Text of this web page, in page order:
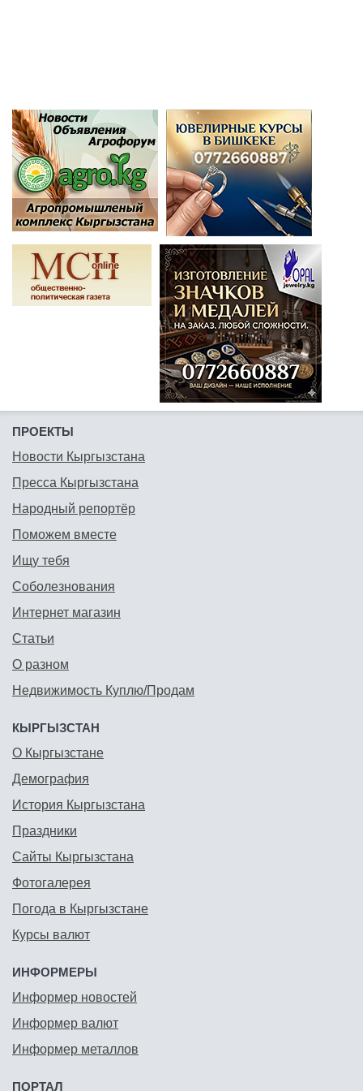
ПРОЕКТЫ
Новости Кыргызстана
Пресса Кыргызстана
Народный репортёр
Поможем вместе
Ищу тебя
Соболезнования
Интернет магазин
Статьи
О разном
Недвижимость Куплю/Продам
КЫРГЫЗСТАН
О Кыргызстане
Демография
История Кыргызстана
Праздники
Сайты Кыргызстана
Фотогалерея
Погода в Кыргызстане
Курсы валют
ИНФОРМЕРЫ
Информер новостей
Информер валют
Информер металлов
ПОРТАЛ